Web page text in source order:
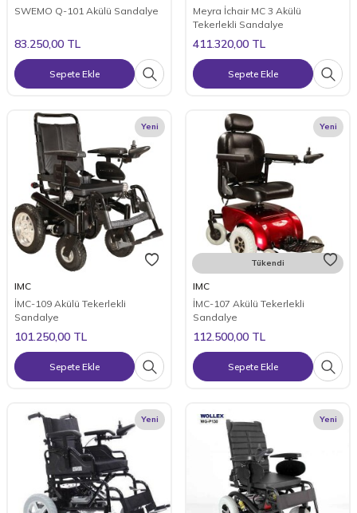
SWEMO Q-101 Akülü Sandalye
83.250,00 TL
Sepete Ekle
Meyra İchair MC 3 Akülü
Tekerlekli Sandalye
411.320,00 TL
Sepete Ekle
Yeni
IMC
İMC-109 Akülü Tekerlekli
Sandalye
101.250,00 TL
Sepete Ekle
Yeni
Tükendi
IMC
İMC-107 Akülü Tekerlekli
Sandalye
112.500,00 TL
Sepete Ekle
Yeni Yeni